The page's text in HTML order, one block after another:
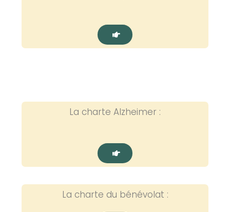
La charte Alzheimer :
La charte du bénévolat :